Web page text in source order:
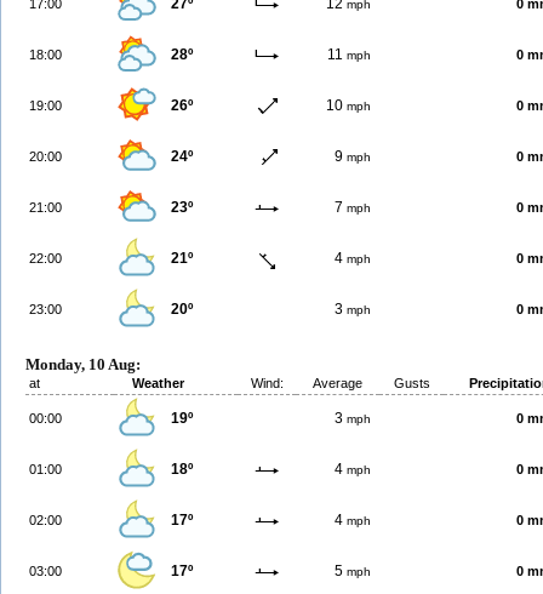
17:00 mph 0
18:00 28º 11 mph 0
19:00 26º 10 mph 0
20:00 24º 9 mph 0
21:00 23º 7 mph 0
22:00 21º 4 mph 0
23:00 20º 3 mph 0
Monday, 10 Aug:
at Weather Wind: Average Gusts
00:00 19º 3 mph 0
01:00 18º 4 mph 0
02:00 17º 4 mph 0
03:00 17º 5 mph 0